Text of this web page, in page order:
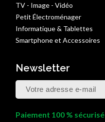
TV - Image - Vidéo
Petit Électroménager
Informatique & Tablettes
Smartphone et Accessoires
Newsletter
Paiement 100 % sécurisé